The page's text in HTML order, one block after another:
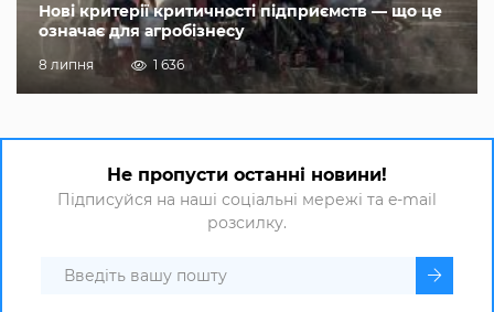
Нові критерії критичності підприємств — що це
означає для агробізнесу
8 липня 1 636
Не пропусти останні новини!
Підписуйся на наші соціальні мережі та e-mail
розсилку.